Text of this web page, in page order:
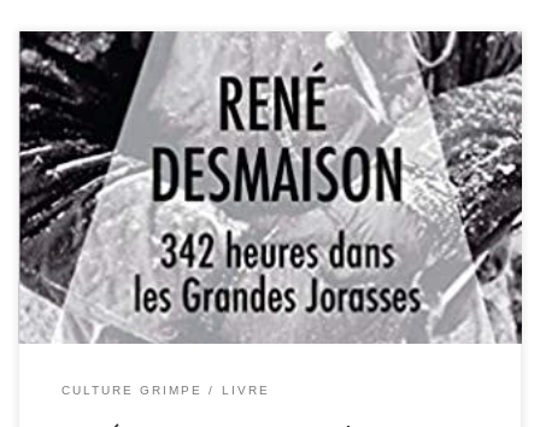
Le 11 février 1971, René Desmaison entreprend avec Serge
Gousseault une grande première hivernale sur la face nord des
Grandes Jorasses : la voie directe qui mène à la pointe Walker (4
208 mètres). L’ascension se révèle difficile, la neige tombe sans
discontinuer, les cordes sont très endommagées par des […]
CULTURE GRIMPE LIVRE